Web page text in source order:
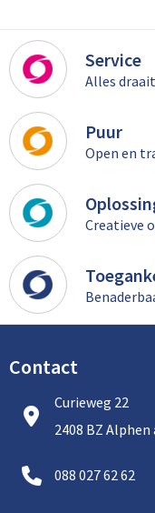
Service
Alles
Puur
Open en
Creatieve
Contact
Curieweg 22
2408 BZ Alphen
088 027 62 62